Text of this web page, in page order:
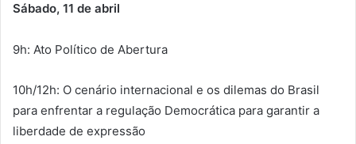
Sábado, 11 de abril
9h: Ato Político de Abertura
10h/12h: O cenário internacional e os dilemas do Brasil
para enfrentar a regulação Democrática para garantir a
liberdade de expressão